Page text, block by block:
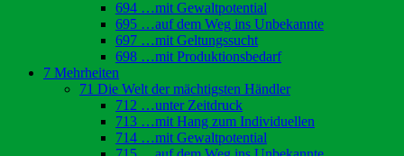
694 …mit Gewaltpotential
695 …auf dem Weg ins Unbekannte
697 …mit Geltungssucht
698 …mit Produktionsbedarf
7 Mehrheiten
71 Die Welt der mächtigsten Händler
712 …unter Zeitdruck
713 …mit Hang zum Individuellen
714 …mit Gewaltpotential